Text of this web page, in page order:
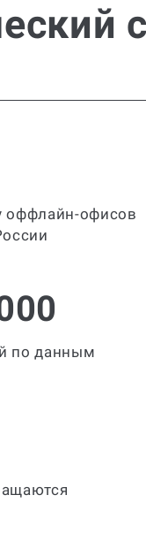
оффлайн-офисов
по данным